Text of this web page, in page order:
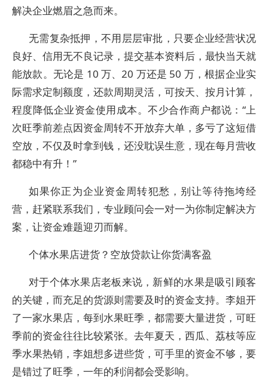
解决企业燃眉之急而来。​
无需复杂抵押，不用层层审批，只要企业经营状况
良好、信用无不良记录，提交基本资料后，最快当天就
能放款。无论是 10 万、20 万还是 50 万，根据企业实
际需求定制额度，还款周期灵活，可按天、按月计算，
程度降低企业资金使用成本。不少合作商户都说：“上
次旺季前差点因资金周转不开放弃大单，多亏了这短借
空放，不仅及时拿到钱，还没耽误生意，现在每月营收
都稳中有升！”​
如果你正为企业资金周转犯愁，别让等待拖垮经
营，赶紧联系我们，专业顾问会一对一为你制定解决方
案，让资金难题迎刃而解。
个体水果店进货？空放贷款让你货满客盈​
对于个体水果店老板来说，新鲜的水果是吸引顾客
的关键，而充足的货源则需要及时的资金支持。李姐开
了一家水果店，每到水果旺季，都需要大量进货，可旺
季前的资金往往比较紧张。去年夏天，西瓜、荔枝等应
季水果热销，李姐想多进些货，可手里的资金不够，要
是错过了旺季，一年的利润都会受影响。​